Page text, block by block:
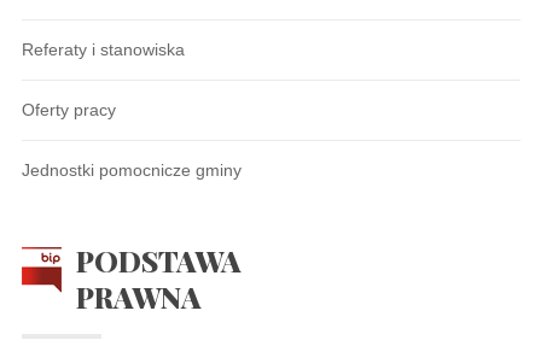
Referaty i stanowiska
Oferty pracy
Jednostki pomocnicze gminy
PODSTAWA
PRAWNA